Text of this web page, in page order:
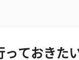
っておきた